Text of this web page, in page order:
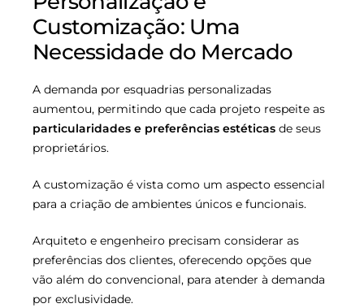
Customização: Uma
Necessidade do Mercado
A demanda por esquadrias personalizadas
aumentou, permitindo que cada projeto respeite as
particularidades e preferências estéticas de seus
proprietários.
A customização é vista como um aspecto essencial
para a criação de ambientes únicos e funcionais.
Arquiteto e engenheiro precisam considerar as
preferências dos clientes, oferecendo opções que
vão além do convencional, para atender à demanda
por exclusividade.